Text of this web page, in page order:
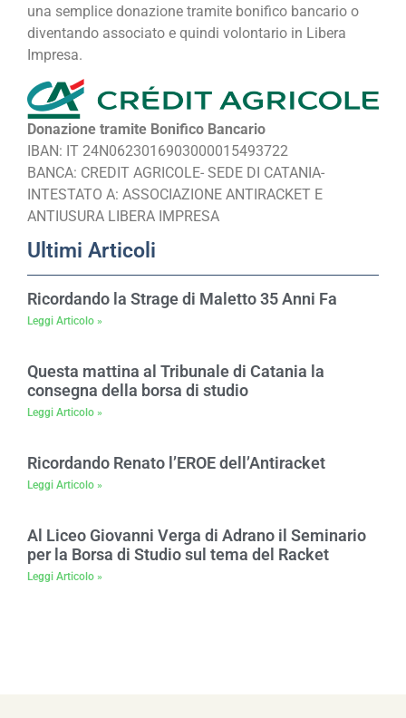
una semplice donazione tramite bonifico bancario o
diventando associato e quindi volontario in Libera
Impresa.
Donazione tramite Bonifico Bancario
IBAN: IT 24N0623016903000015493722
BANCA: CREDIT AGRICOLE- SEDE DI CATANIA-
INTESTATO A: ASSOCIAZIONE ANTIRACKET E
ANTIUSURA LIBERA IMPRESA
Ultimi Articoli
Ricordando la Strage di Maletto 35 Anni Fa
Leggi Articolo »
Questa mattina al Tribunale di Catania la
consegna della borsa di studio
Leggi Articolo »
Ricordando Renato l’EROE dell’Antiracket
Leggi Articolo »
Al Liceo Giovanni Verga di Adrano il Seminario
per la Borsa di Studio sul tema del Racket
Leggi Articolo »